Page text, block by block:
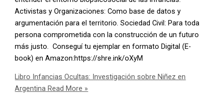
Activistas y Organizaciones: Como base de datos y
argumentación para el territorio. Sociedad Civil: Para toda
persona comprometida con la construcción de un futuro
más justo. Conseguí tu ejemplar en formato Digital (E-
book) en Amazon:https://shre.ink/oXyM
Libro Infancias Ocultas: Investigación sobre Niñez en
Argentina Read More »